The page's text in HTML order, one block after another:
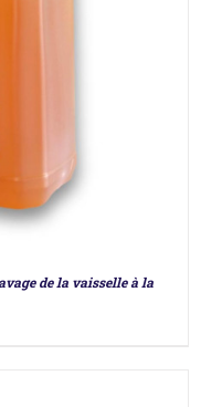
de la vaisselle à la